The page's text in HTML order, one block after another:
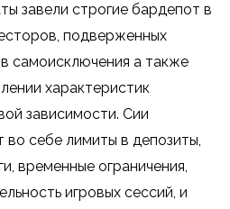
завели строгие бардепот в
подверженных
самоисключения а также
характеристик
зависимости. Сии
себе лимиты в депозиты,
временные ограничения,
игровых сессий, и